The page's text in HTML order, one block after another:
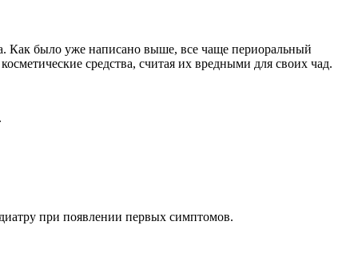
Как было уже написано выше, все чаще периоральный
средства, считая их вредными для своих чад.
при появлении первых симптомов.